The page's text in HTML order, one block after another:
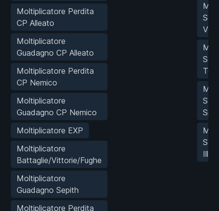
Moltiplicatore Perdita
CP Alleato
Moltiplicatore
Guadagno CP Alleato
Moltiplicatore Perdita
CP Nemico
Moltiplicatore
Guadagno CP Nemico
Moltiplicatore EXP
Moltiplicatore
Battaglie/Vittorie/Fughe
Moltiplicatore
Guadagno Sepith
Moltiplicatore Perdita